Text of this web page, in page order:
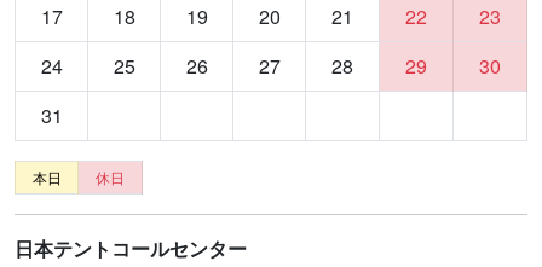
17
18 19 20 21 22
23
24
25 26 27 28 29
30
31
本日 休日
日本テントコールセンター